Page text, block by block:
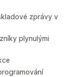
zprávy v
plynulými